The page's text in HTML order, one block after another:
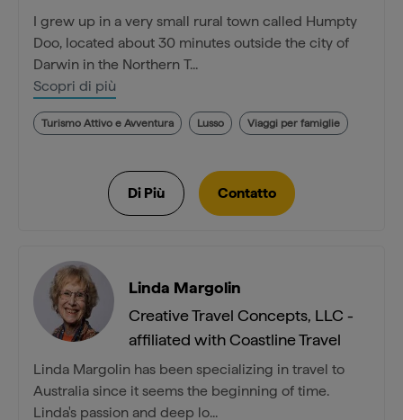
I grew up in a very small rural town called Humpty
Doo, located about 30 minutes outside the city of
Darwin in the Northern T...
Scopri di più
Turismo Attivo e Avventura Lusso Viaggi per famiglie
Linda Margolin
Creative Travel Concepts, LLC -
affiliated with Coastline Travel
Linda Margolin has been specializing in travel to
Australia since it seems the beginning of time.
Linda's passion and deep lo...